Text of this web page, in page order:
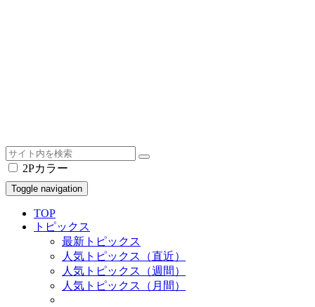
2Pカラー
Toggle navigation
TOP
トピックス
最新トピックス
人気トピックス（直近）
人気トピックス（週間）
人気トピックス（月間）